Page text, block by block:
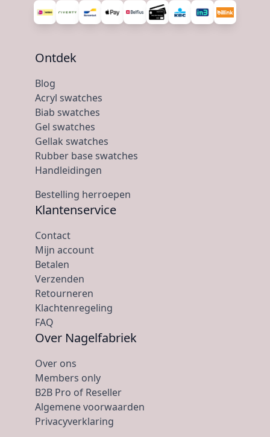
Ontdek
Blog
Acryl swatches
Biab swatches
Gel swatches
Gellak swatches
Rubber base swatches
Handleidingen
Bestelling herroepen
Klantenservice
Contact
Mijn account
Betalen
Verzenden
Retourneren
Klachtenregeling
FAQ
Over Nagelfabriek
Over ons
Members only
B2B Pro of Reseller
Algemene voorwaarden
Privacyverklaring